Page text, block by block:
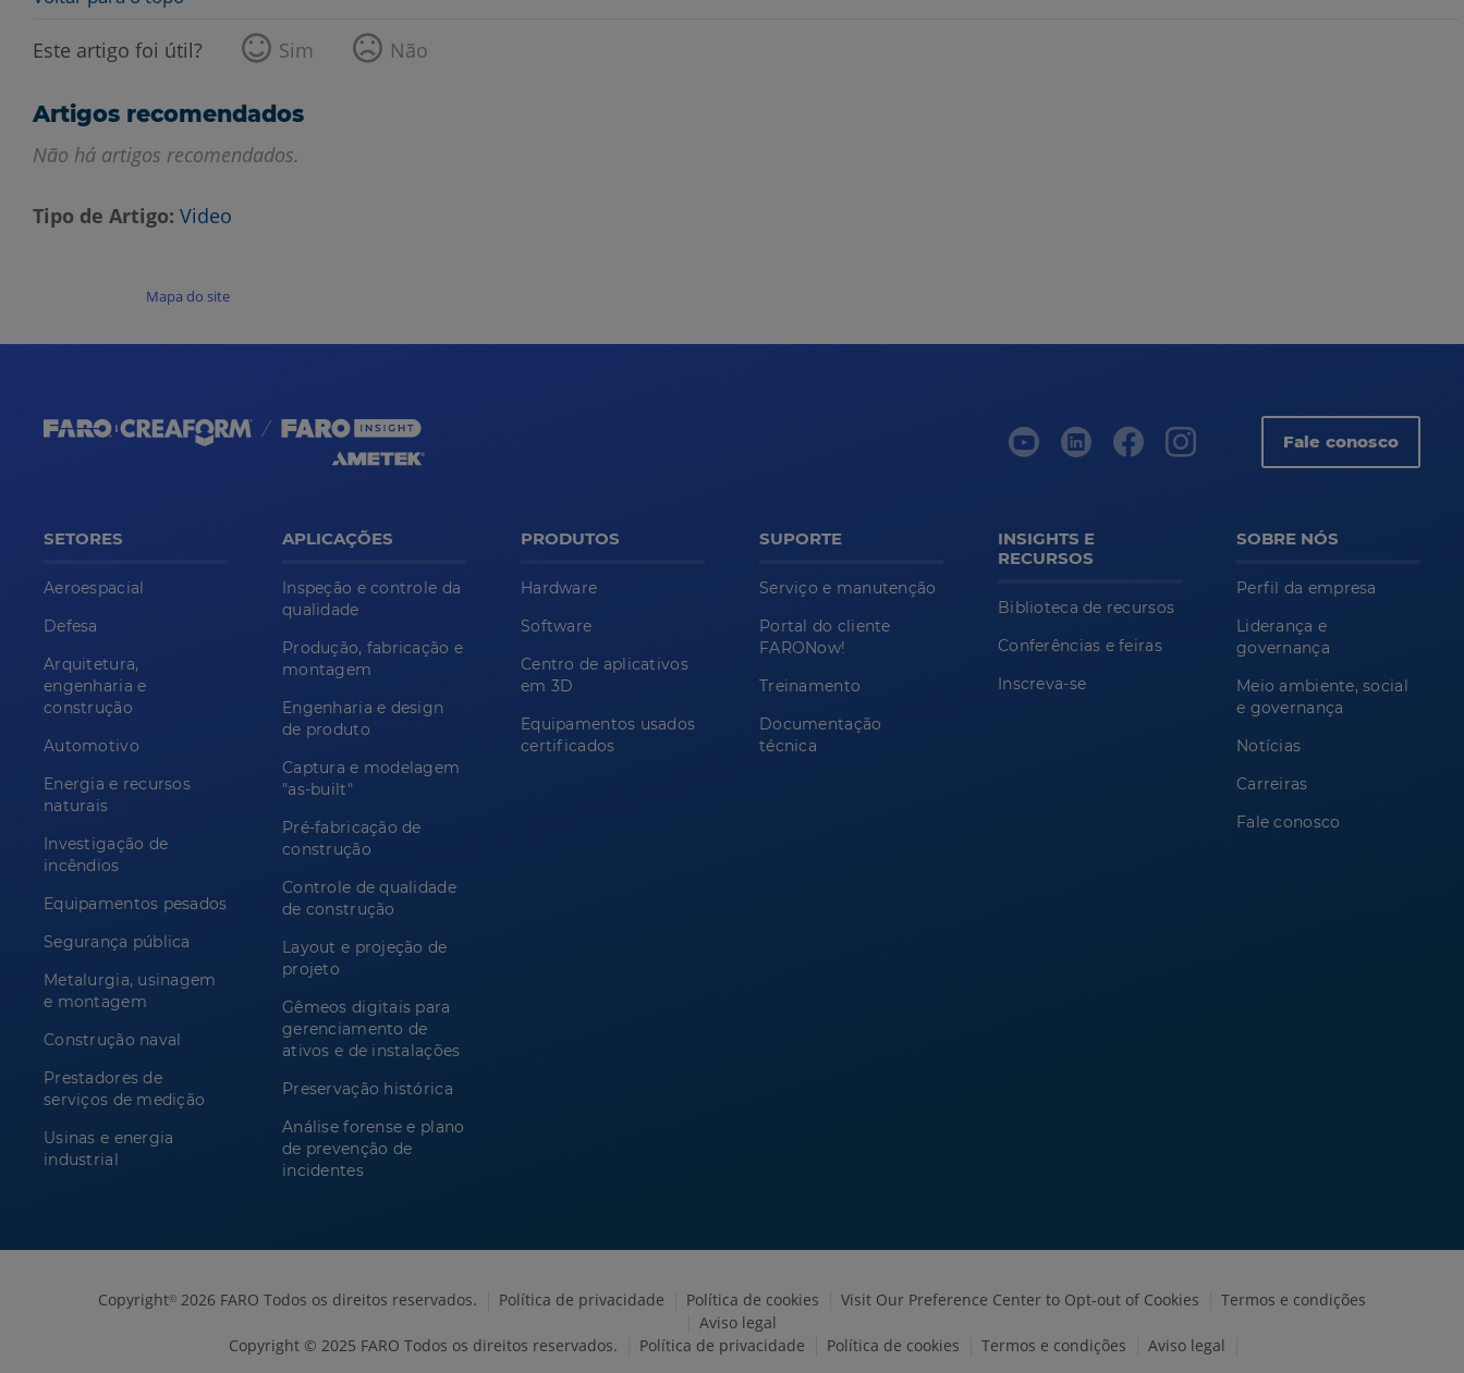
Este artigo foi útil? Sim Não
Artigos recomendados
Não há artigos recomendados.
Tipo de Artigo Video
Mapa do site
Fale conosco
SETORES
Aeroespacial
Defesa
Arquitetura,
engenharia e
construção
Automotivo
Energia e recursos
naturais
Investigação de
incêndios
Equipamentos pesados
Segurança pública
Metalurgia, usinagem
e montagem
Construção naval
Prestadores de
serviços de medição
Usinas e energia
industrial
APLICAÇÕES
Inspeção e controle da
qualidade
Produção, fabricação e
montagem
Engenharia e design
de produto
Captura e modelagem
"as-built"
Pré-fabricação de
construção
Controle de qualidade
de construção
Layout e projeção de
projeto
Gêmeos digitais para
gerenciamento de
ativos e de instalações
Preservação histórica
Análise forense e plano
de prevenção de
incidentes
PRODUTOS
Hardware
Software
Centro de aplicativos
em 3D
Equipamentos usados
certificados
SUPORTE
Serviço e manutenção
Portal do cliente
FARONow!
Treinamento
Documentação
técnica
INSIGHTS E
RECURSOS
Biblioteca de recursos
Conferências e feiras
Inscreva-se
SOBRE NÓS
Perfil da empresa
Liderança e
governança
Meio ambiente, social
e governança
Notícias
Carreiras
Fale conosco
Copyright© 2026 FARO Todos os direitos reservados. Política de privacidade Política de cookies Visit Our Preference Center to Opt-out of Cookies
Termos e condições
Aviso legal
Copyright © 2025 FARO Todos os direitos reservados.
Política de privacidade Política de cookies Termos e condições Aviso legal